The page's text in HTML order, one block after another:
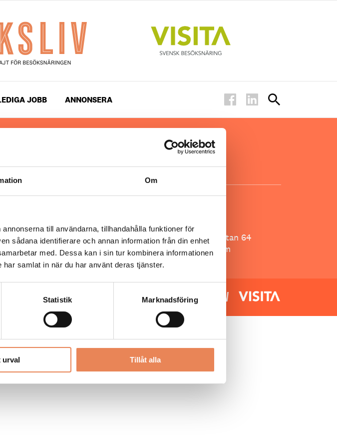
Om
till användarna, tillhandahålla funktioner för
sådana identifierare och annan information från din enhet
med. Dessa kan i sin tur kombinera informationen
samlat in när du har använt deras tjänster.
Statistik Marknadsföring
urval Tillåt alla
JOBB ANNONSERA
nyheter och snackisar inom
form är ett affärsmagasin för ägare
är skyddat
upphovsrätt.
Besöksliv
Spoon, Brännkyrkagatan 64
118 23 Stockholm